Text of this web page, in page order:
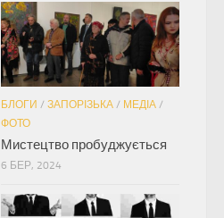
БЛОГИ / ЗАПОРІЗЬКА / МЕДІА /
ФОТО
Мистецтво пробуджується
6 БЕР, 2024